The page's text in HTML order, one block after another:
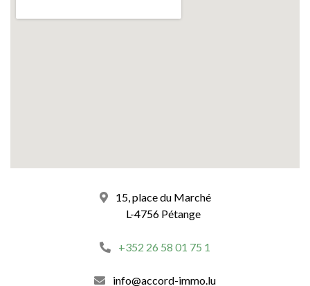
15, place du Marché
L-4756 Pétange
+352 26 58 01 75 1
info@accord-immo.lu